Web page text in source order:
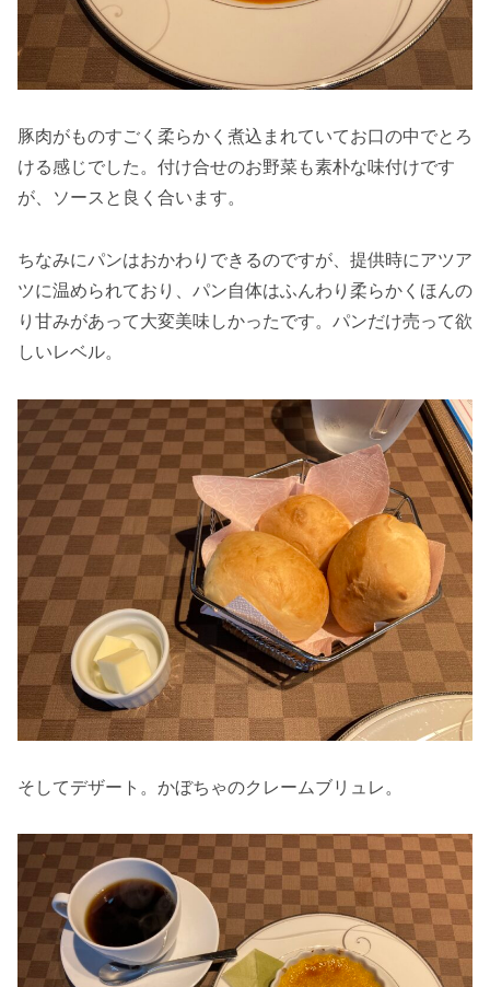
豚肉がものすごく柔らかく煮込まれていてお口の中でとろ
ける感じでした。付け合せのお野菜も素朴な味付けです
が、ソースと良く合います。
ちなみにパンはおかわりできるのですが、提供時にアツア
ツに温められており、パン自体はふんわり柔らかくほんの
り甘みがあって大変美味しかったです。パンだけ売って欲
しいレベル。
そしてデザート。かぼちゃのクレームブリュレ。